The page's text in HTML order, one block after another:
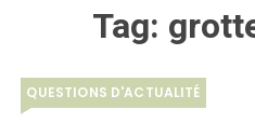
Tag:
QUESTIONS D'ACTUALITÉ